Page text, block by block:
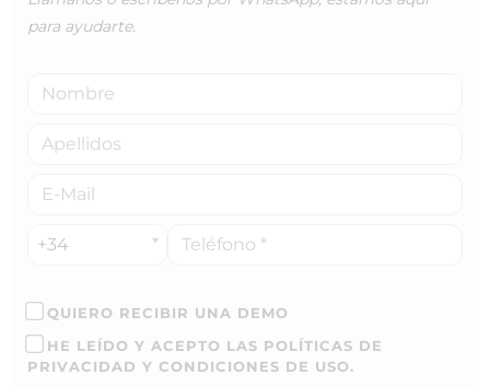
para ayudarte.
+34
QUIERO RECIBIR UNA DEMO
HE LEÍDO Y ACEPTO LAS POLÍTICAS DE
PRIVACIDAD Y CONDICIONES DE USO.